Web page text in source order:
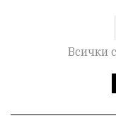
Всички